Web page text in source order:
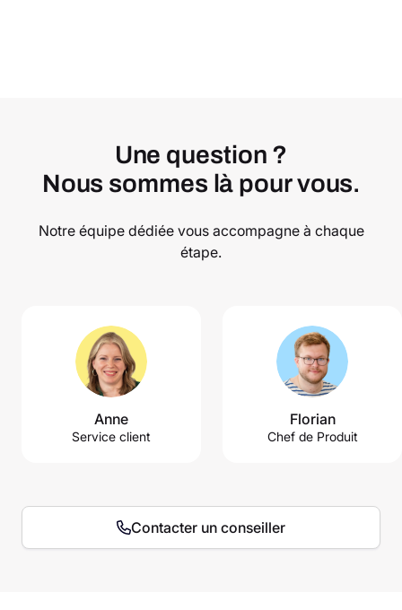
Une question ?
Nous sommes là pour vous.
Notre équipe dédiée vous accompagne à chaque
étape.
Anne
Service client
Florian
Chef de Produit
Contacter un conseiller